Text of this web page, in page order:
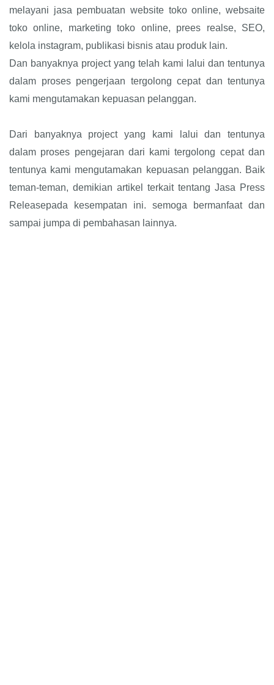
melayani jasa pembuatan website toko online, websaite
toko online, marketing toko online, prees realse, SEO,
kelola instagram, publikasi bisnis atau produk lain.
Dan banyaknya project yang telah kami lalui dan tentunya
dalam proses pengerjaan tergolong cepat dan tentunya
kami mengutamakan kepuasan pelanggan.
Dari banyaknya project yang kami lalui dan tentunya
dalam proses pengejaran dari kami tergolong cepat dan
tentunya kami mengutamakan kepuasan pelanggan. Baik
teman-teman, demikian artikel terkait tentang Jasa Press
Releasepada kesempatan ini. semoga bermanfaat dan
sampai jumpa di pembahasan lainnya.